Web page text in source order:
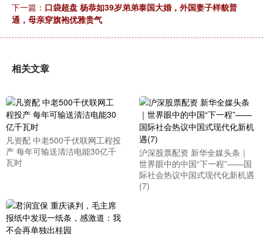
下一篇： 口袋超盘 杨恭如39岁弟弟泰国大婚，外国妻子样貌普
通，母亲穿旗袍优雅贵气
相关文章
凡资配 中老500千伏联网工程投
产 每年可输送清洁电能30亿千
瓦时
沪深股票配资 新华全媒头条｜
世界眼中的中国“下一程”——国
际社会热议中国式现代化新机遇
(7)